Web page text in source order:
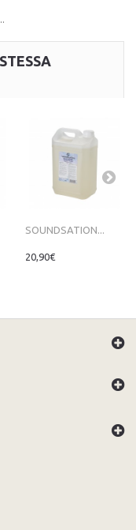
SOUNDSATION...
20,90€